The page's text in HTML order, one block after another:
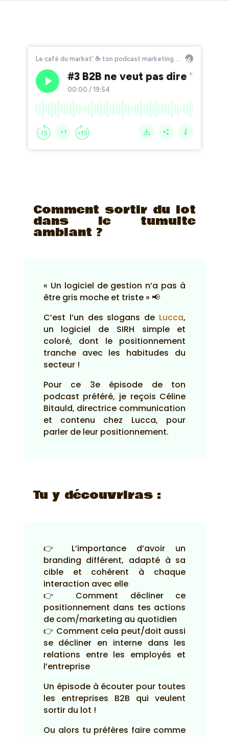
Comment sortir du lot
dans le tumulte
ambiant ?
« Un logiciel de gestion n’a pas à
être gris moche et triste » 📢
C’est l’un des slogans de Lucca,
un logiciel de SIRH simple et
coloré, dont le positionnement
tranche avec les habitudes du
secteur !
Pour ce 3e épisode de ton
podcast préféré, je reçois Céline
Bitauld, directrice communication
et contenu chez Lucca, pour
parler de leur positionnement.
Tu y découvriras :
👉 L’importance d’avoir un
branding différent, adapté à sa
cible et cohérent à chaque
interaction avec elle
👉 Comment décliner ce
positionnement dans tes actions
de com/marketing au quotidien
👉 Comment cela peut/doit aussi
se décliner en interne dans les
relations entre les employés et
l’entreprise
Un épisode à écouter pour toutes
les entreprises B2B qui veulent
sortir du lot !
Ou alors tu préfères faire comme